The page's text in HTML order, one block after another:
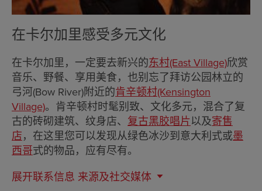
在卡尔加里感受多元文化
在卡尔加里，一定要去新兴的东村(East Village)欣赏
音乐、野餐、享用美食，也别忘了拜访公园林立的
弓河(Bow River)附近的肯辛顿村(Kensington
Village)。肯辛顿村时髦别致、文化多元，混合了复
古的砖砌建筑、纹身店、 复古黑胶唱片以及寄售
店，在这里您可以发现从绿色冰沙到意大利式或墨
西哥式的物品，应有尽有。
展开联系信息 来源及社交媒体